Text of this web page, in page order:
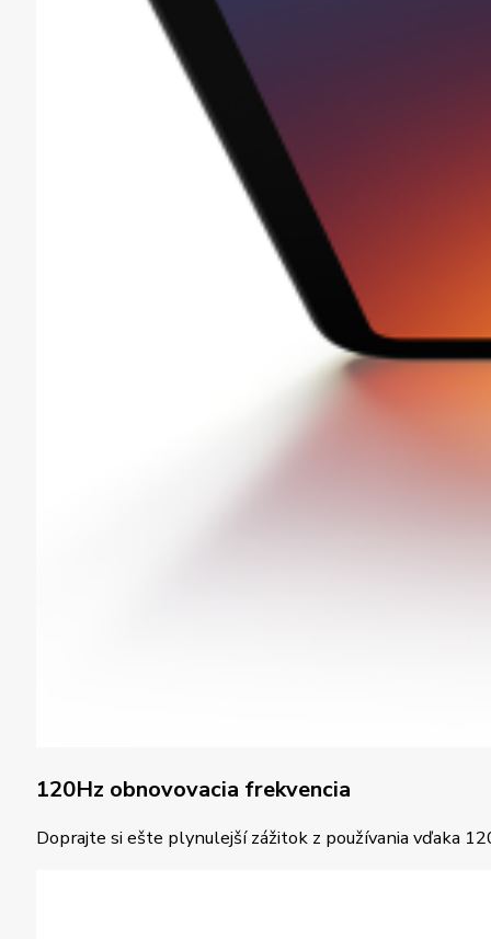
120Hz obnovovacia frekvencia
Doprajte si ešte plynulejší zážitok z používania vďaka